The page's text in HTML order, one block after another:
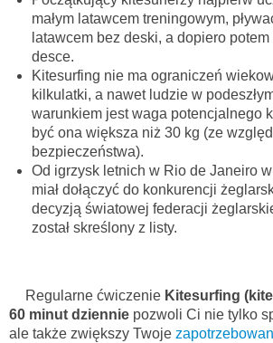
małym latawcem treningowym,
latawcem bez deski, a dopiero potem
desce.
Kitesurfing nie ma ograniczeń
kilkulatki, a nawet ludzie w
warunkiem jest waga potencjalnego
być ona większa niż 30 kg (ze
bezpieczeństwa).
Od igrzysk letnich w Rio de Janeiro
miał dołączyć do konkurencji
decyzją światowej federacji
został skreślony z listy.
Regularne ćwiczenie Kitesurfing
60 minut dziennie pozwoli Ci nie tylko
ale także zwiększy Twoje